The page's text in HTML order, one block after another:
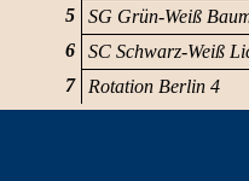
5
SG Grün-Weiß
6
SC Schwarz-Weiß
7
Rotation Berlin 4